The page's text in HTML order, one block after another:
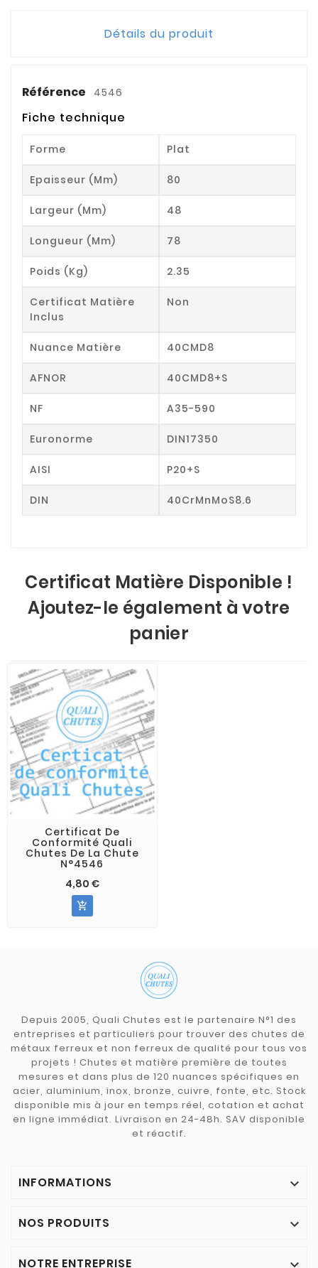
Détails du produit
Référence 4546
Fiche technique
Forme Plat
Epaisseur (mm) 80
Largeur (mm) 48
Longueur (mm) 78
Poids (kg) 2.35
Certificat Matière
Inclus
Non
Nuance Matière 40CMD8
AFNOR 40CMD8+S
NF A35-590
Euronorme DIN17350
AISI P20+S
DIN 40CrMnMoS8.6
Certificat Matière Disponible !
Ajoutez-le également à votre
panier
Certificat De
Conformité Quali
Chutes De La Chute
N°4546
4,80 €

Depuis 2005, Quali Chutes est le partenaire N°1 des
entreprises et particuliers pour trouver des chutes de
métaux ferreux et non ferreux de qualité pour tous vos
projets ! Chutes et matière première de toutes
mesures et dans plus de 120 nuances spécifiques en
acier, aluminium, inox, bronze, cuivre, fonte, etc. Stock
disponible mis à jour en temps réel, cotation et achat
en ligne immédiat. Livraison en 24-48h. SAV disponible
et réactif.
INFORMATIONS 
NOS PRODUITS 
NOTRE ENTREPRISE